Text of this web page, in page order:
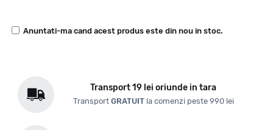
Anuntati-ma cand acest produs este din nou in stoc.
Transport 19 lei oriunde in tara
Transport GRATUITla comenzi peste 990 lei